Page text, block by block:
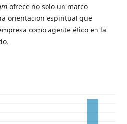
ofrece no solo un marco
orientación espiritual que
como agente ético en la